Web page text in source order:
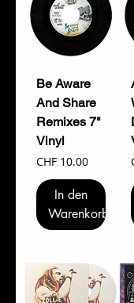
Be Aware
And Share
Remixes 7"
Vinyl
Preis
CHF 10.00
In den
Warenkorb